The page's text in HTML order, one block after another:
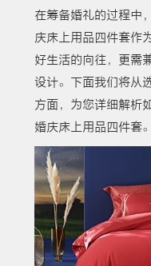
在筹备婚礼的过程中
庆床上用品四件套作
好生活的向往，更需
设计。下面我们将从
方面，为您详细解析
婚庆床上用品四件套。